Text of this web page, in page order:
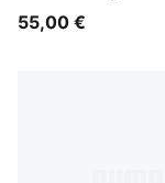
55,00 €